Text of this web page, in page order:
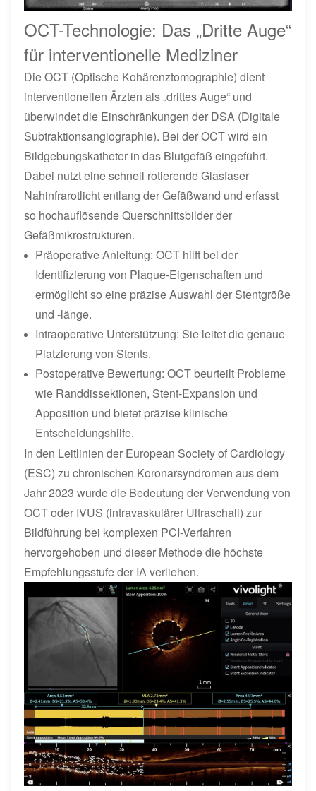
OCT-Technologie: Das „Dritte Auge“
für interventionelle Mediziner
Die OCT (Optische Kohärenztomographie) dient
interventionellen Ärzten als „drittes Auge“ und
überwindet die Einschränkungen der DSA (Digitale
Subtraktionsangiographie). Bei der OCT wird ein
Bildgebungskatheter in das Blutgefäß eingeführt.
Dabei nutzt eine schnell rotierende Glasfaser
Nahinfrarotlicht entlang der Gefäßwand und erfasst
so hochauflösende Querschnittsbilder der
Gefäßmikrostrukturen.
Präoperative Anleitung: OCT hilft bei der
Identifizierung von Plaque-Eigenschaften und
ermöglicht so eine präzise Auswahl der Stentgröße
und -länge.
Intraoperative Unterstützung: Sie leitet die genaue
Platzierung von Stents.
Postoperative Bewertung: OCT beurteilt Probleme
wie Randdissektionen, Stent-Expansion und
Apposition und bietet präzise klinische
Entscheidungshilfe.
In den Leitlinien der European Society of Cardiology
(ESC) zu chronischen Koronarsyndromen aus dem
Jahr 2023 wurde die Bedeutung der Verwendung von
OCT oder IVUS (intravaskulärer Ultraschall) zur
Bildführung bei komplexen PCI-Verfahren
hervorgehoben und dieser Methode die höchste
Empfehlungsstufe der IA verliehen.